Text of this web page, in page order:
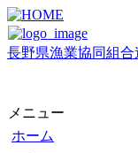
長野県漁業協同組合
メニュー
ホーム